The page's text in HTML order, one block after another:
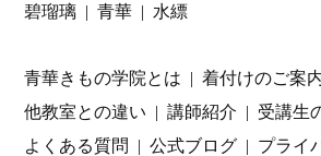
碧瑠璃
青華 水縹
青華きもの学院とは 着付けのご案
他教室との違い
講師紹介
受講生
よくある質問
公式ブログ
プライ